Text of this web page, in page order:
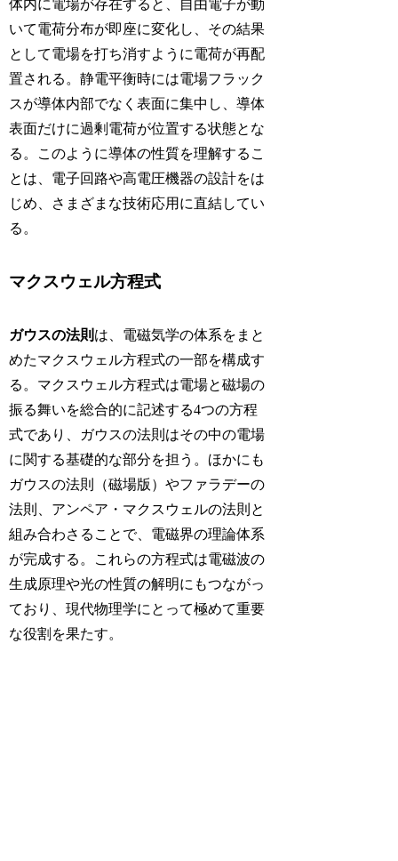
体内に電場が存在すると、自由電子が動
いて電荷分布が即座に変化し、その結果
として電場を打ち消すように電荷が再配
置される。静電平衡時には電場フラック
スが導体内部でなく表面に集中し、導体
表面だけに過剰電荷が位置する状態とな
る。このように導体の性質を理解するこ
とは、電子回路や高電圧機器の設計をは
じめ、さまざまな技術応用に直結してい
る。
マクスウェル方程式
ガウスの法則 は、電磁気学の体系をまと
めたマクスウェル方程式の一部を構成す
る。マクスウェル方程式は電場と磁場の
振る舞いを総合的に記述する4つの方程
式であり、ガウスの法則はその中の電場
に関する基礎的な部分を担う。ほかにも
ガウスの法則（磁場版）やファラデーの
法則、アンペア・マクスウェルの法則と
組み合わさることで、電磁界の理論体系
が完成する。これらの方程式は電磁波の
生成原理や光の性質の解明にもつながっ
ており、現代物理学にとって極めて重要
な役割を果たす。